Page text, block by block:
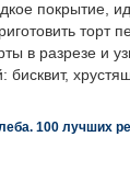
покрытие,
торт
в разрезе и
бисквит,
100 лучших